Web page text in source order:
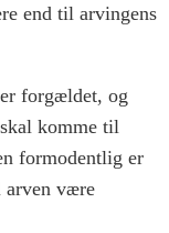
end til arvingens
forgældet, og
komme til
formodentlig er
arven være